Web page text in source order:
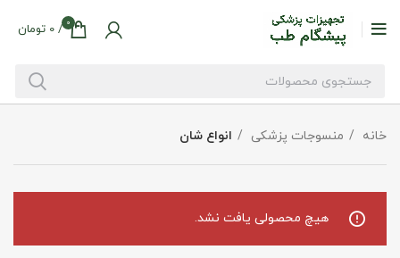
0
/
0 تومان
خانه منسوجات پزشکی انواع شان
هیچ محصولی یافت نشد.